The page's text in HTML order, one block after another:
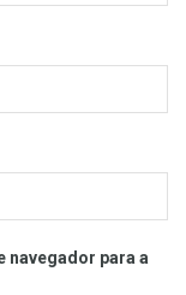
navegador para a